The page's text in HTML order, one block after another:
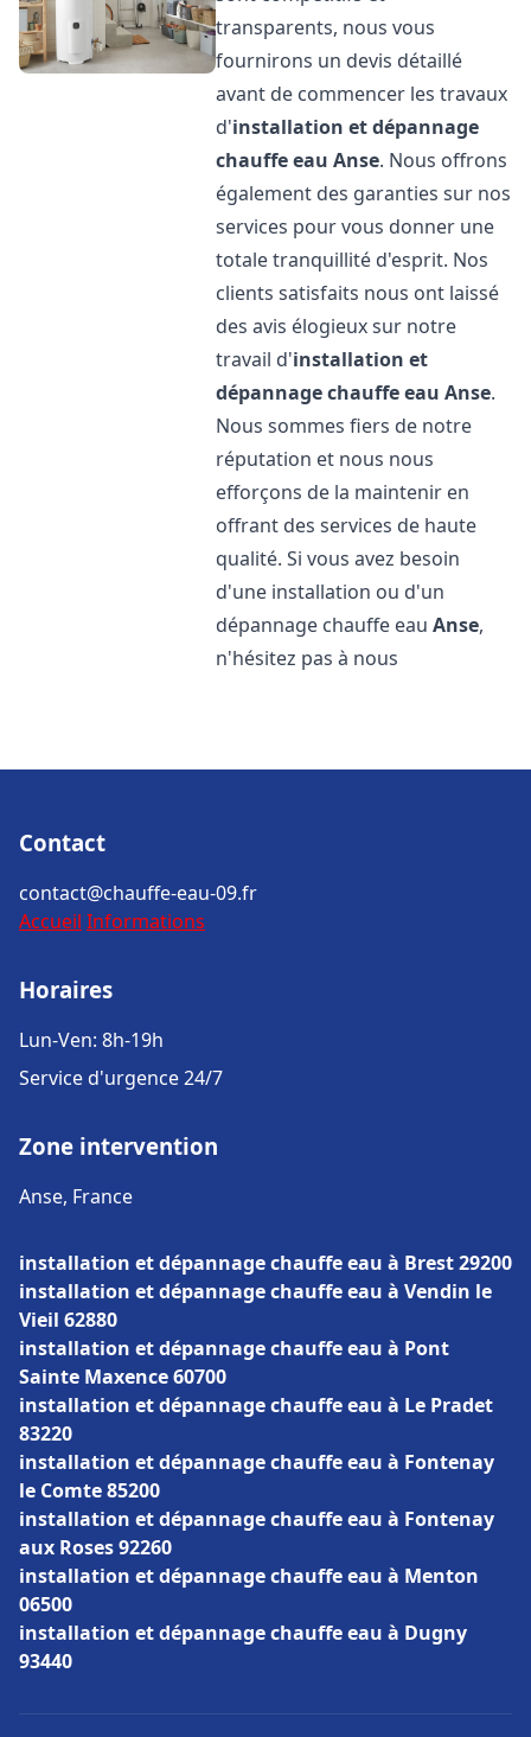
transparents, nous vous
fournirons un devis détaillé
avant de commencer les travaux
d'installation et dépannage
chauffe eau Anse. Nous offrons
également des garanties sur nos
services pour vous donner une
totale tranquillité d'esprit. Nos
clients satisfaits nous ont laissé
des avis élogieux sur notre
travail d'installation et
dépannage chauffe eau Anse.
Nous sommes fiers de notre
réputation et nous nous
efforçons de la maintenir en
offrant des services de haute
qualité. Si vous avez besoin
d'une installation ou d'un
dépannage chauffe eauAnse,
n'hésitez pas à nous
Contact
contact@chauffe-eau-09.fr
Accueil Informations
Horaires
Lun-Ven: 8h-19h
Service d'urgence 24/7
Zone intervention
Anse, France
installation et dépannage chauffe eau à Brest 29200
installation et dépannage chauffe eau à Vendin le
Vieil 62880
installation et dépannage chauffe eau à Pont
Sainte Maxence 60700
installation et dépannage chauffe eau à Le Pradet
83220
installation et dépannage chauffe eau à Fontenay
le Comte 85200
installation et dépannage chauffe eau à Fontenay
aux Roses 92260
installation et dépannage chauffe eau à Menton
06500
installation et dépannage chauffe eau à Dugny
93440